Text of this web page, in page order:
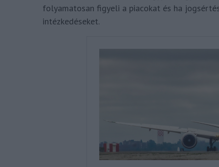
folyamatosan figyeli a piacokat és ha
intézkedéseket.